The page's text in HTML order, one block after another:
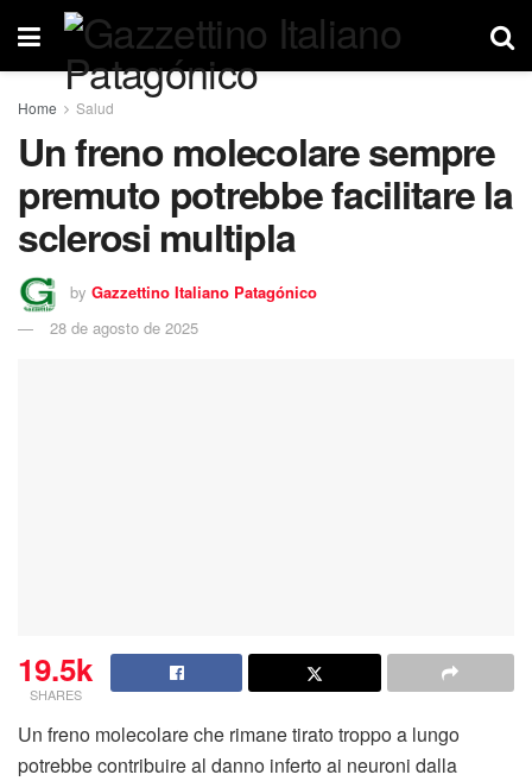
Home Salud
Un freno molecolare sempre
premuto potrebbe facilitare la
sclerosi multipla
by Gazzettino Italiano Patagónico
28 de agosto de 2025
19.5k
SHARES
Un freno molecolare che rimane tirato troppo a lungo
potrebbe contribuire al danno inferto ai neuroni dalla